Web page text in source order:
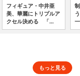
フィギュア・中井亜
美、華麗にトリプルア
クセル決める 「...
もっと見る